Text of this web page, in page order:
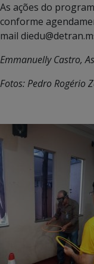
As ações do
conforme
mail
Emmanuelly Castro,
Fotos:Pedro Rogério